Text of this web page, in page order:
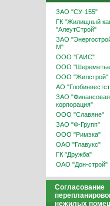
ЗАО "СУ-155"
ГК "Жилищный
"АлеутСтрой"
ЗАО
М"
ООО "ГАИС"
ООО
ООО "Жилстрой"
АО
ЗАО "Финансовая
корпорация"
ООО "Славяне"
ЗАО "Ф-Групп"
ООО "Римэка"
ОАО "Главукс"
ГК "Дружба"
ОАО "Дон-строй"
Согласование
нежилых